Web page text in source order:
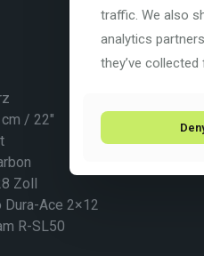
/ 22″
Zoll
Dura-Ace 2×12
R-SL50
traffic. We also
analytics
they’ve